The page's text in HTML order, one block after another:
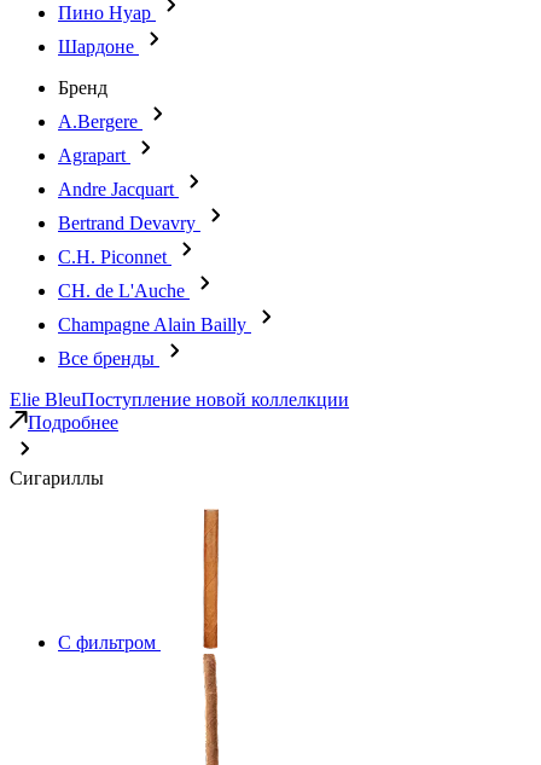
Пино Нуар
Шардоне
Бренд
A.Bergere
Agrapart
Andre Jacquart
Bertrand Devavry
C.H. Piconnet
CH. de L'Auche
Champagne Alain Bailly
Все бренды
Elie BleuПоступление новой коллелкции
Подробнее
Сигариллы
С фильтром